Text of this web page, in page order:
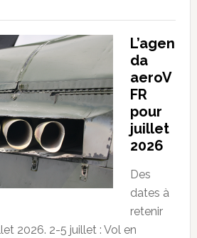
L’agen
da
aeroV
FR
pour
juillet
2026
Des
dates à
retenir
2026. 2-5 juillet : Vol en